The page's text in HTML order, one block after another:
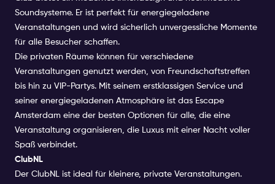
Soundsysteme. Er ist perfekt für energiegeladene
Veranstaltungen und wird sicherlich unvergessliche Momente
für alle Besucher schaffen.
Die privaten Räume können für verschiedene
Veranstaltungen genutzt werden, von Freundschaftstreffen
bis hin zu VIP-Partys. Mit seinem erstklassigen Service und
seiner energiegeladenen Atmosphäre ist das Escape
Amsterdam eine der besten Optionen für alle, die eine
Veranstaltung organisieren, die Luxus mit einer Nacht voller
Spaß verbindet.
ClubNL
Der ClubNL ist ideal für kleinere, private Veranstaltungen.